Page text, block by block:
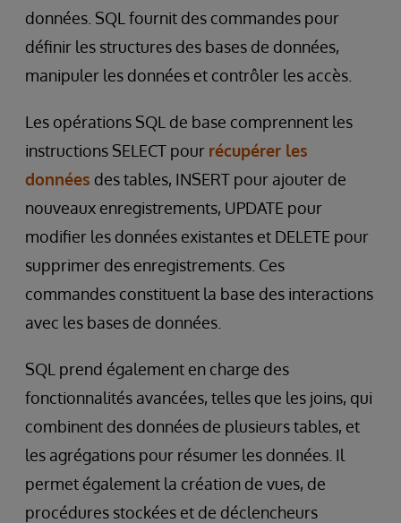
données. SQL fournit des commandes pour
définir les structures des bases de données,
manipuler les données et contrôler les accès.
Les opérations SQL de base comprennent les
instructions SELECT pour récupérer les
données des tables, INSERT pour ajouter de
nouveaux enregistrements, UPDATE pour
modifier les données existantes et DELETE pour
supprimer des enregistrements. Ces
commandes constituent la base des interactions
avec les bases de données.
SQL prend également en charge des
fonctionnalités avancées, telles que les joins, qui
combinent des données de plusieurs tables, et
les agrégations pour résumer les données. Il
permet également la création de vues, de
procédures stockées et de déclencheurs